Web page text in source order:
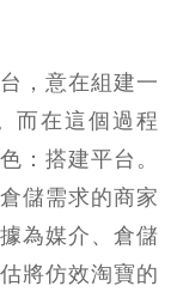
，意在組建一
而在這個過程
：搭建平台。
儲需求的商家
為媒介、倉儲
將仿效淘寶的